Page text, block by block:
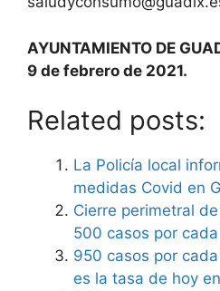
AYUNTAMIENTO DE
9 de febrero de 2021.
Related posts:
La Policía local
medidas Covid en
Cierre perimetral
500 casos por
950 casos por
es la tasa de hoy